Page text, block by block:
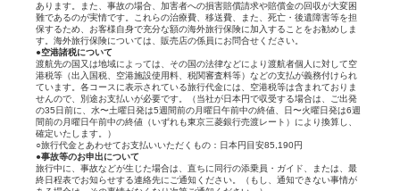
あります。また、事故の場合、加害者への損害賠償請求や賠償金の回収が大変困
難であるのが実情です。これらの治療費、移送費、また、死亡・後遺障害等を担
保するため、お客様自身で充分な額の海外旅行保険に加入することをお勧めしま
す。海外旅行保険については、販売店の係員にお問合せください。
●空港諸税について
渡航先の国又は地域によっては、その国の法律などにより渡航者個人に対して空
港税等（出入国税、空港施設使用料、税関審査料等）などの支払が義務付けられ
ています。各コースに表示されている旅行代金には、空港税等は含まれておりま
せんので、別途お支払いが必要です。（当社が日本円で収受する場合は、ご出発
の35日前に、水〜土曜日発は5週間前の月曜日午前中の終値、日〜火曜日発は6週
間前の月曜日午前中の終値（いずれも東京三菱銀行売渡レート）により換算し、
確定いたします。）
○旅行代金とあわせてお支払いいただくもの：日本円目安85,190円
●事故等のお申出について
旅行中に、事故などが生じた場合は、直ちに同行の添乗員・ガイド、または、最
終日程表でお知らせする連絡先にご通知ください。（もし、通知できない事情が